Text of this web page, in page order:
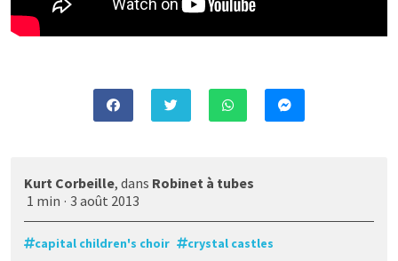
Kurt Corbeille, dans Robinet à tubes
1 min · 3 août 2013
capital children's choir crystal castles